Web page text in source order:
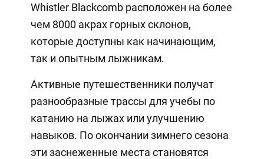
Whistler Blackcomb расположен на более
чем 8000 акрах горных склонов,
которые доступны как начинающим,
так и опытным лыжникам.
Активные путешественники получат
разнообразные трассы для учебы по
катанию на лыжах или улучшению
навыков. По окончании зимнего сезона
эти заснеженные места становятся